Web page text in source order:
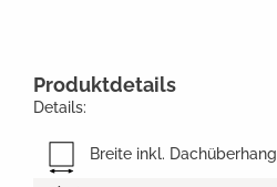
Produktdetails
Details:
Breite inkl. Dachüberhang